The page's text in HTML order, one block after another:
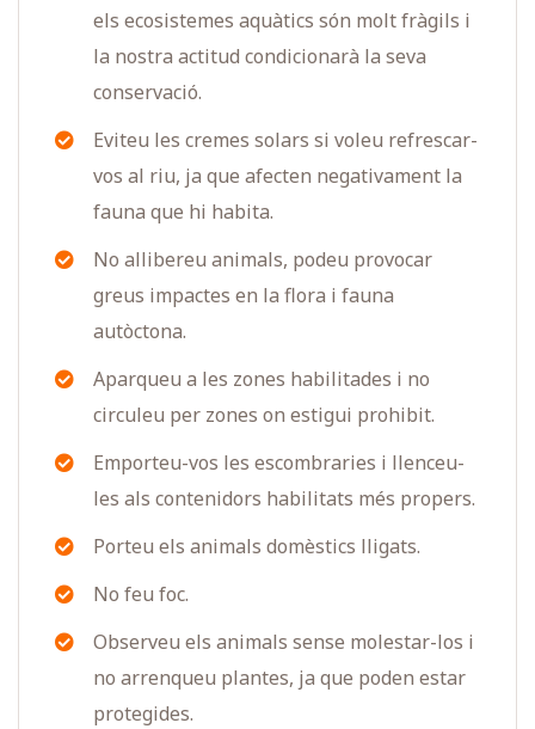
els ecosistemes aquàtics són molt fràgils i
la nostra actitud condicionarà la seva
conservació.
Eviteu les cremes solars si voleu refrescar-
vos al riu, ja que afecten negativament la
fauna que hi habita.
No allibereu animals, podeu provocar
greus impactes en la flora i fauna
autòctona.
Aparqueu a les zones habilitades i no
circuleu per zones on estigui prohibit.
Emporteu-vos les escombraries i llenceu-
les als contenidors habilitats més propers.
Porteu els animals domèstics lligats.
No feu foc.
Observeu els animals sense molestar-los i
no arrenqueu plantes, ja que poden estar
protegides.